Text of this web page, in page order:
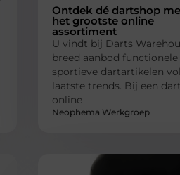
Ontdek dé dartshop
het grootste online
assortiment
U vindt bij Darts
breed aanbod functionele
sportieve dartartikelen
laatste trends. Bij een
online
Neophema Werkgroep